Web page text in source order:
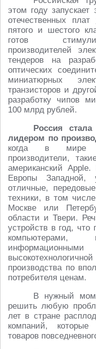
этом году запускает
отечественных плат
пятого и шестого
готов
производителей
тендеров на
оптических
миниатюрных
транзисторов и
разработку чипов
100 млрд рублей.
Россия
лидером по
когда в мире
производители,
американский
Европы
отличные,
техники, в том
Москве или
области и Твери.
устройств в год,
компьютерами,
производства по
потребителя ценам.
В нужный
решить любую
лет в стране
компаний, которые
товаров